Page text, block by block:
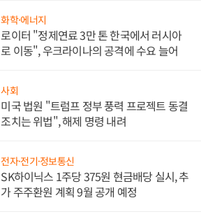
화학·에너지
로이터 "정제연료 3만 톤 한국에서 러시아
로 이동", 우크라이나의 공격에 수요 늘어
사회
미국 법원 "트럼프 정부 풍력 프로젝트 동결
조치는 위법", 해제 명령 내려
전자·전기·정보통신
SK하이닉스 1주당 375원 현금배당 실시, 추
가 주주환원 계획 9월 공개 예정